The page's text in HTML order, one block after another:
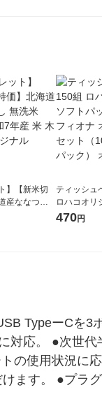
】【新米切
産ななつぼ
袋 令和7年産
ジナル
ティッシュ
ロハコオリ
ックティッ
470円
TypeーCを3
対応。 ●次世
の使用状況に
ます。 ●プラ